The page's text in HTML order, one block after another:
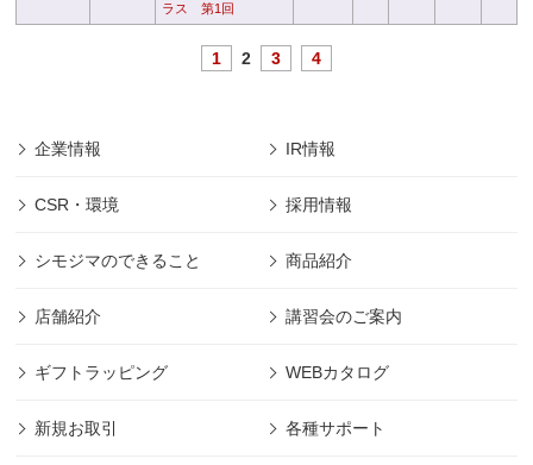
ラス 第1回
1 2 3 4
企業情報 IR情報
CSR・環境 採用情報
シモジマのできること 商品紹介
店舗紹介 講習会のご案内
ギフトラッピング WEBカタログ
新規お取引 各種サポート